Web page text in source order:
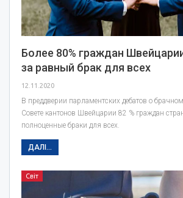
Более 80% граждан
за равный брак для всех
12.11.2020
В преддверии парламентских дебатов о
Совете кантонов Швейцарии 82 % граждан
полноценные браки для всех.
ДАЛІ...
Світ